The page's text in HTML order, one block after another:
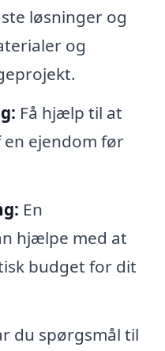
løsninger og
og
Få hjælp til at
ejendom før
En
hjælpe med at
budget for dit
du spørgsmål til